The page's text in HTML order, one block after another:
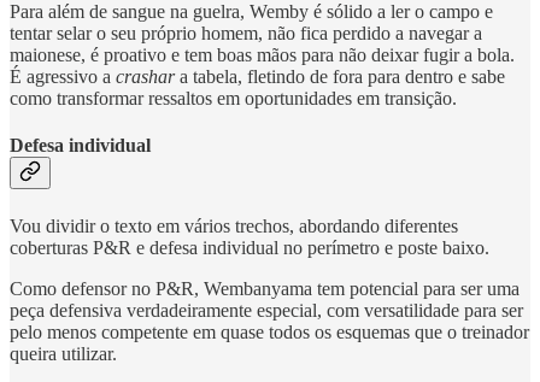
Para além de sangue na guelra, Wemby é sólido a ler o campo e
tentar selar o seu próprio homem, não fica perdido a navegar a
maionese, é proativo e tem boas mãos para não deixar fugir a bola.
É agressivo a crashara tabela, fletindo de fora para dentro e sabe
como transformar ressaltos em oportunidades em transição.
Defesa individual
Vou dividir o texto em vários trechos, abordando diferentes
coberturas P&R e defesa individual no perímetro e poste baixo.
Como defensor no P&R, Wembanyama tem potencial para ser uma
peça defensiva verdadeiramente especial, com versatilidade para ser
pelo menos competente em quase todos os esquemas que o treinador
queira utilizar.